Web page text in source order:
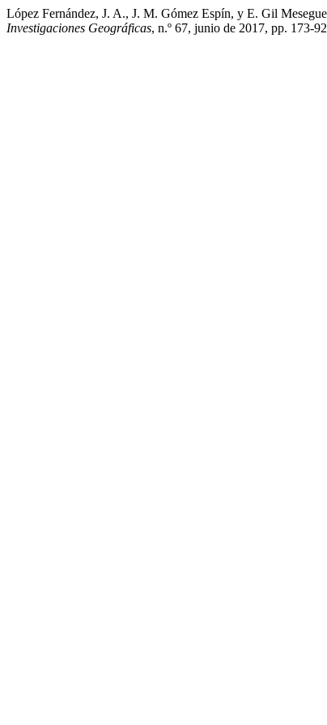
López Fernández, J. A., J. M. Gómez Espín, y E. Gil
Investigaciones Geográficas, n.º 67, junio de 2017, pp. 173-